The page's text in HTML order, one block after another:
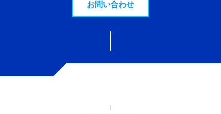
お問い合わせ